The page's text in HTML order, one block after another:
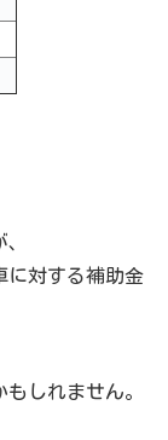
に対する補助金
しれません。